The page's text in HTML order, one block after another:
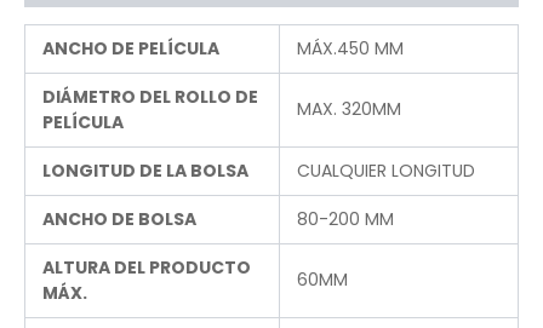
ANCHO DE PELÍCULA
MÁX.450 MM
DIÁMETRO DEL ROLLO DE
PELÍCULA
MAX. 320MM
LONGITUD DE LA BOLSA
CUALQUIER LONGITUD
ANCHO DE BOLSA
80-200 MM
ALTURA DEL PRODUCTO
MÁX.
60MM